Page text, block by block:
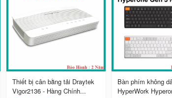
Thiết bị cân bằng tải Draytek
Vigor2136 - Hàng Chính...
Bàn phím không
HyperWork